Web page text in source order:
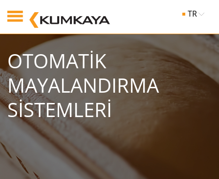
TR
OTOMATİK
MAYALANDIRMA
SİSTEMLERİ